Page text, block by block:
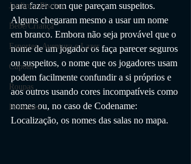
Jardim e Piscina
Bebê/Criança
Esportes, Aventura e Lazer
Cupom
Roupas
Presentes
para fazer com que pareçam suspeitos.
Alguns chegaram mesmo a usar um nome
em branco. Embora não seja provável que o
nome de um jogador os faça parecer seguros
ou suspeitos, o nome que os jogadores usam
podem facilmente confundir a si próprios e
aos outros usando cores incompatíveis como
nomes ou, no caso de Codename:
Localização, os nomes das salas no mapa.